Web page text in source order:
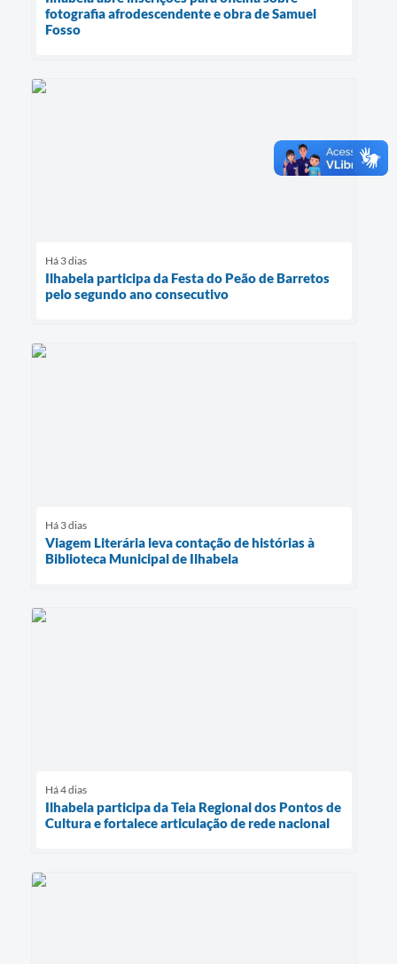
fotografia afrodescendente e obra de Samuel
Fosso
Há 3 dias
Ilhabela participa da Festa do Peão de Barretos
pelo segundo ano consecutivo
Há 3 dias
Viagem Literária leva contação de histórias à
Biblioteca Municipal de Ilhabela
Há 4 dias
Ilhabela participa da Teia Regional dos Pontos de
Cultura e fortalece articulação de rede nacional